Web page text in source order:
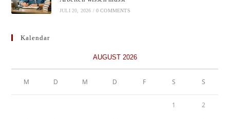
JULI 20, 2026 / 0 COMMENTS
Kalendar
AUGUST 2026
M D M D F S S
1 2